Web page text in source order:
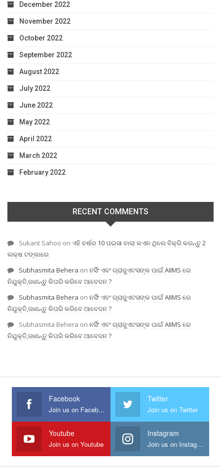
December 2022
November 2022
October 2022
September 2022
August 2022
July 2022
June 2022
May 2022
April 2022
March 2022
February 2022
RECENT COMMENTS
Sukant Sahoo on ଏହି ବର୍ଷର 10 ପଇସା ବାଲା କଏନ ଥିଲେ ବିକ୍ରି କରନ୍ତୁ 2
ଲକ୍ଷ ଟଙ୍କାରେ
Subhasmita Behera on ନର୍ସିଂ ଏବଂ ଗ୍ରାଜୁଏଟସଙ୍କ ପାଇଁ AIIMS ରେ
ନିଯୁକ୍ତି,ଜାଣନ୍ତୁ କିପରି କରିବେ ଆବେଦନ ?
Subhasmita Behera on ନର୍ସିଂ ଏବଂ ଗ୍ରାଜୁଏଟସଙ୍କ ପାଇଁ AIIMS ରେ
ନିଯୁକ୍ତି,ଜାଣନ୍ତୁ କିପରି କରିବେ ଆବେଦନ ?
Subhasmita Behera on ନର୍ସିଂ ଏବଂ ଗ୍ରାଜୁଏଟସଙ୍କ ପାଇଁ AIIMS ରେ
ନିଯୁକ୍ତି,ଜାଣନ୍ତୁ କିପରି କରିବେ ଆବେଦନ ?
Facebook
Join us on Facebook
Twitter
Join us on Twitter
Youtube
Join us on Youtube
Instagram
Join us on Instagram